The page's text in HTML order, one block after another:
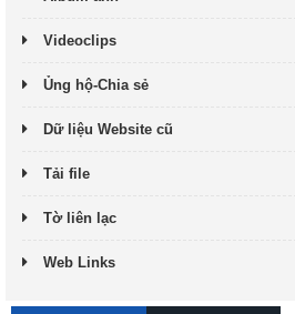
Videoclips
Ủng hộ-Chia sẻ
Dữ liệu Website cũ
Tải file
Tờ liên lạc
Web Links